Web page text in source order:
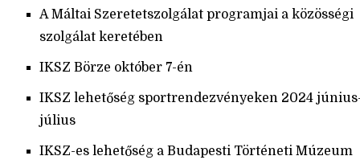
A Máltai Szeretetszolgálat programjai a közösségi
szolgálat keretében
IKSZ Börze október 7-én
IKSZ lehetőség sportrendezvényeken 2024
július
IKSZ-es lehetőség a Budapesti Történeti Múzeum